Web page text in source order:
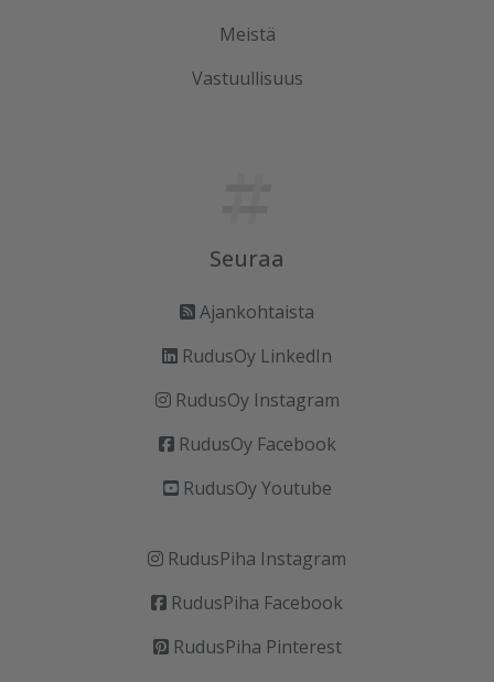
Meistä
Vastuullisuus
Seuraa
Ajankohtaista
RudusOy LinkedIn
RudusOy Instagram
RudusOy Facebook
RudusOy Youtube
RudusPiha Instagram
RudusPiha Facebook
RudusPiha Pinterest